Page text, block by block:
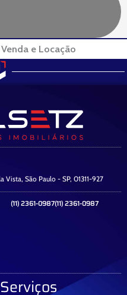
Importantes:
investir em
Venda e Locação
(11) 2361-0987(11) 2361-0987
Vista, São Paulo - SP, 01311-927
Serviços